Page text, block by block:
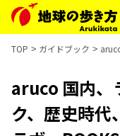
TOP ガイドブック
aruco 国内、
ク、歴史時代